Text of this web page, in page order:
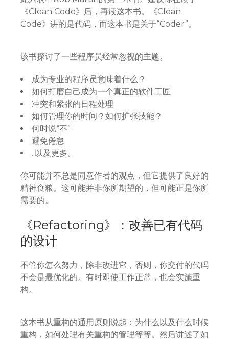
《Clean Code》后，再读这本书。《Clean
Code》讲的是代码，而这本书是关于“Coder”。
该书探讨了一些程序员经常忽视的主题。
成为专业的程序员意味着什么？
如何打磨自己成为一个真正的软件工匠
冲突和紧张的日程处理
如何管理你的时间？如何扩张技能？
何时说“不”
避免倦怠
..以及更多。
你可能并不总是同意作者的观点，但它提供了良好的
精神食粮。这可能并非你所期望的，但可能正是你所
需要的。
《Refactoring》：改善已有代码
的设计
不管你怎么努力，除非改进它，否则，你交付的代码
不会是最优化的。有时即使工作正常，也会实施重
构。
这本书从重构的通用原则说起：为什么以及什么时候
重构，如何处理有关重构的管理等等。然后讲述了如